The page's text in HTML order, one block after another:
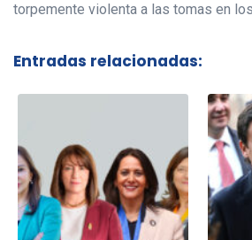
torpemente violenta a las tomas en
Entradas relacionadas: